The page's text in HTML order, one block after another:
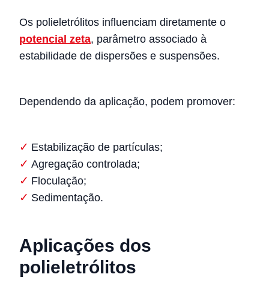
Os polieletrólitos influenciam diretamente o
potencial zeta, parâmetro associado à
estabilidade de dispersões e suspensões.
Dependendo da aplicação, podem promover:
Estabilização de partículas;
Agregação controlada;
Floculação;
Sedimentação.
Aplicações dos
polieletrólitos